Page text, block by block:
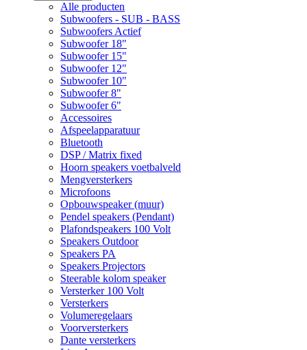
Alle producten
Subwoofers - SUB - BASS
Subwoofers Actief
Subwoofer 18"
Subwoofer 15"
Subwoofer 12"
Subwoofer 10"
Subwoofer 8"
Subwoofer 6"
Accessoires
Afspeelapparatuur
Bluetooth
DSP / Matrix fixed
Hoorn speakers voetbalveld
Mengversterkers
Microfoons
Opbouwspeaker (muur)
Pendel speakers (Pendant)
Plafondspeakers 100 Volt
Speakers Outdoor
Speakers PA
Speakers Projectors
Steerable kolom speaker
Versterker 100 Volt
Versterkers
Volumeregelaars
Voorversterkers
Dante versterkers